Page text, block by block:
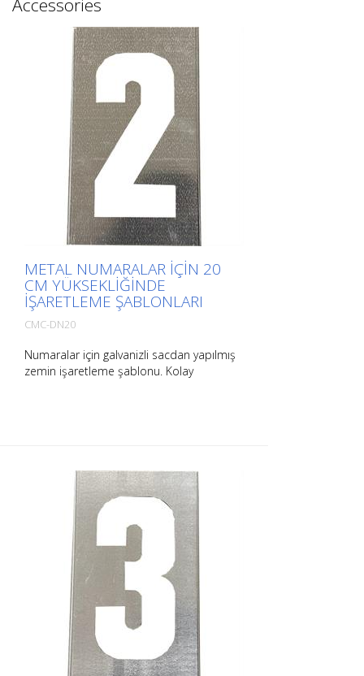
Accessories
METAL NUMARALAR IÇIN 20
CM YÜKSEKLIĞINDE
IŞARETLEME ŞABLONLARI
CMC-DN20
Numaralar için galvanizli sacdan yapılmış
zemin işaretleme şablonu. Kolay